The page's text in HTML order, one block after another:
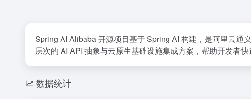
Spring AI Alibaba 开源项目基于 Spring AI 构建，是阿里云通
层次的 AI API 抽象与云原生基础设施集成方案，帮助开发者快
数据统计